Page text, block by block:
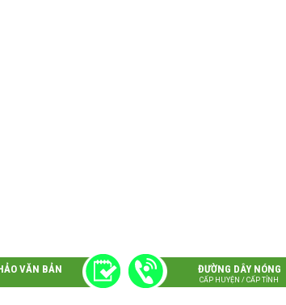
VĂN BẢN ĐƯỜNG DÂY NÓNG
CẤP HUYỆN / CẤP TỈNH